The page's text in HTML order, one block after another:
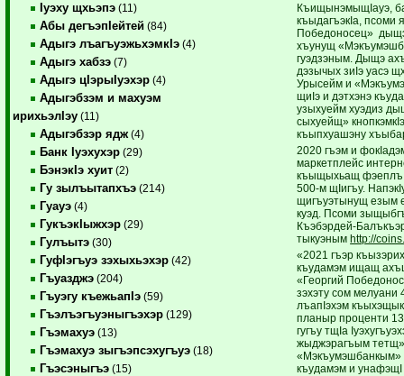
Iуэху щхьэпэ (11)
Абы дегъэпIейтей (84)
Адыгэ лъагъуэжьхэмкIэ (4)
Адыгэ хабзэ (7)
Адыгэ цIэрыIуэхэр (4)
Адыгэбзэм и махуэм
ирихьэлIэу (11)
Адыгэбзэр ядж (4)
Банк Iуэхухэр (29)
БэнэкIэ хуит (2)
Гу зылъытапхъэ (214)
Гуауэ (4)
ГукъэкIыжхэр (29)
Гулъытэ (30)
ГуфIэгъуэ зэхыхьэхэр (42)
Гъуазджэ (204)
Гъуэгу къежьапIэ (59)
Гъэлъэгъуэныгъэхэр (129)
Гъэмахуэ (13)
Гъэмахуэ зыгъэпсэхугъуэ (18)
Гъэсэныгъэ (15)
КъищынэмыщIауэ,
къыдагъэкIа, псоми
Победоносец»
хъунущ
гуэдзэным. Дыщэ
дэзычых зиIэ уасэ
Урысейм и
щиIэ и дэтхэнэ
узыхуейм хуэдиз
сыхуейщ»
къыпхуашэну
2020 гъэм и
маркетплейс
къыщыхьащ фэеплъ,
500-м щIигъу.
щигъуэтынущ езым
куэд. Псоми
Къэбэрдей-
тыкуэнымhttp://
«2021 гъэр
къудамэм ищащ
«Георгий
зэхэту сом мелуани
лъапIэхэм
планыр проценти
гугъу тщIа
жыджэрагъым
къудамэм и